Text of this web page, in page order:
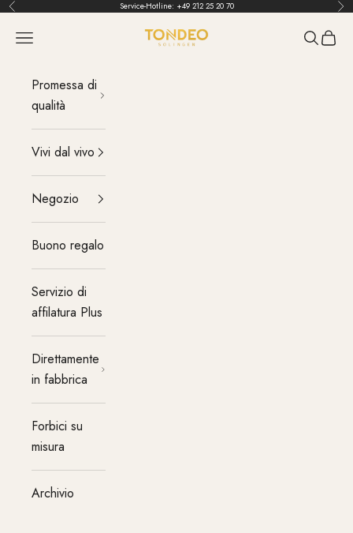
Vai al contenuto
Indietro Service-Hotline: +49 212 25 20 70
TONDEO
menu Cerca
Promessa di
qualità
Vivi dal vivo
Negozio
Buono regalo
Servizio di
affilatura Plus
Direttamente
in fabbrica
Forbici su
misura
Archivio